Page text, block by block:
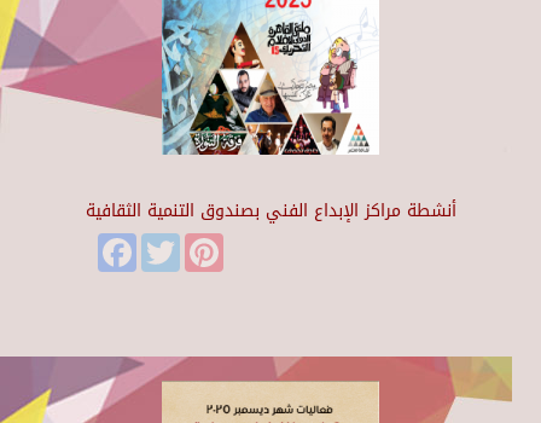
أنشطة مراكز الإبداع الفني بصندوق التنمية الثقافية
FacebookTwitter